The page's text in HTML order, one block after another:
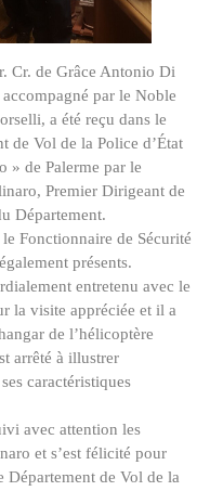
Cr. de Grâce Antonio Di
par le Noble
a été reçu dans le
de Vol de la Police d’État
» de Palerme par le
Premier Dirigeant de
Département.
Fonctionnaire de Sécurité
présents.
entretenu avec le
la visite appréciée et il a
de l’hélicoptère
arrêté à illustrer
caractéristiques
avec attention les
et s’est félicité pour
Département de Vol de la